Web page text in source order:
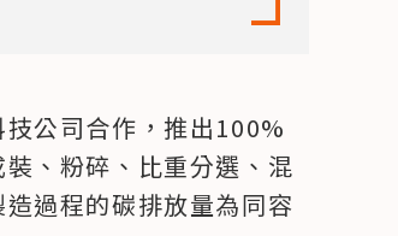
公司合作，推出100%
、粉碎、比重分選、混
過程的碳排放量為同容